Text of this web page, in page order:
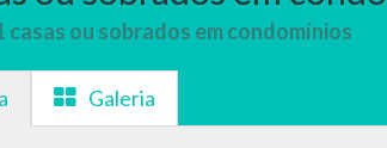
casas ou sobrados em condomínios
Galeria